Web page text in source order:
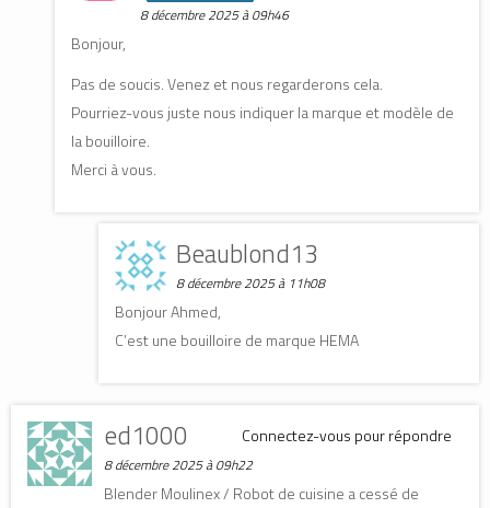
8 décembre 2025 à 09h46
Bonjour,
Pas de soucis. Venez et nous regarderons cela.
Pourriez-vous juste nous indiquer la marque et modèle de
la bouilloire.
Merci à vous.
Beaublond13
8 décembre 2025 à 11h08
Bonjour Ahmed,
C’est une bouilloire de marque HEMA
Connectez-vous pour répondre
ed1000
8 décembre 2025 à 09h22
Blender Moulinex / Robot de cuisine a cessé de